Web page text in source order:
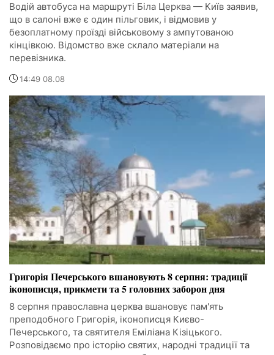
Водій автобуса на маршруті Біла Церква — Київ заявив,
що в салоні вже є один пільговик, і відмовив у
безоплатному проїзді військовому з ампутованою
кінцівкою. Відомство вже склало матеріали на
перевізника.
14:49 08.08
Григорія Печерського вшановують 8 серпня: традиції
іконописця, прикмети та 5 головних заборон дня
8 серпня православна церква вшановує пам'ять
преподобного Григорія, іконописця Києво-
Печерського, та святителя Еміліана Кізіцького.
Розповідаємо про історію святих, народні традиції та